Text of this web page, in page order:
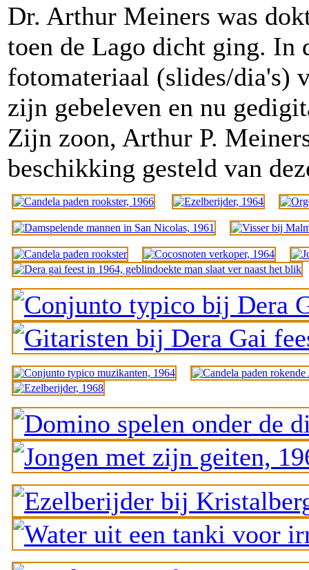
Dr. Arthur Meiners was
toen de Lago dicht ging. In
fotomateriaal (slides/dia's)
zijn gebeleven en nu
Zijn zoon, Arthur P.
beschikking gesteld van